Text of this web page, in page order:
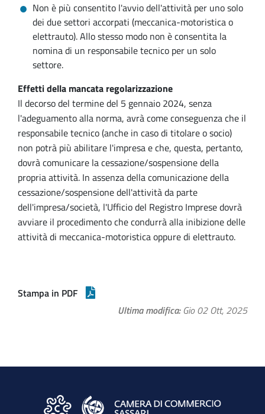
Non è più consentito l'avvio dell'attività per uno solo
dei due settori accorpati (meccanica-motoristica o
elettrauto). Allo stesso modo non è consentita la
nomina di un responsabile tecnico per un solo
settore.
Effetti della mancata regolarizzazione
Il decorso del termine del 5 gennaio 2024, senza
l'adeguamento alla norma, avrà come conseguenza che il
responsabile tecnico (anche in caso di titolare o socio)
non potrà più abilitare l'impresa e che, questa, pertanto,
dovrà comunicare la cessazione/sospensione della
propria attività. In assenza della comunicazione della
cessazione/sospensione dell'attività da parte
dell'impresa/società, l'Ufficio del Registro Imprese dovrà
avviare il procedimento che condurrà alla inibizione delle
attività di meccanica-motoristica oppure di elettrauto.
Stampa in PDF
Ultima modifica Gio 02 Ott, 2025